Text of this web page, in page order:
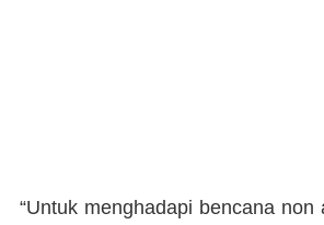
“Untuk menghadapi bencana non